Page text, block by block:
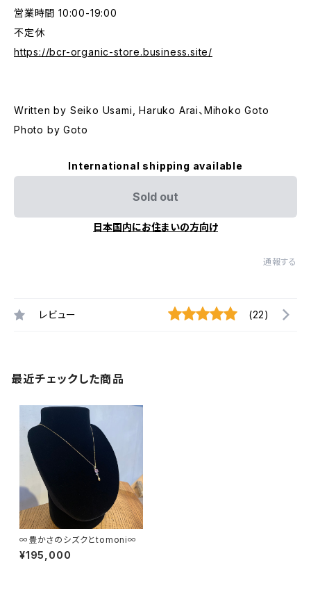
営業時間 10:00-19:00
不定休
https://bcr-organic-store.business.site/
Written by Seiko Usami, Haruko Arai、Mihoko Goto
Photo by Goto
International shipping available
Sold out
日本国内にお住まいの方向け
通報する
レビュー (22)
最近チェックした商品
∞豊かさのシズクとtomoni∞
¥195,000